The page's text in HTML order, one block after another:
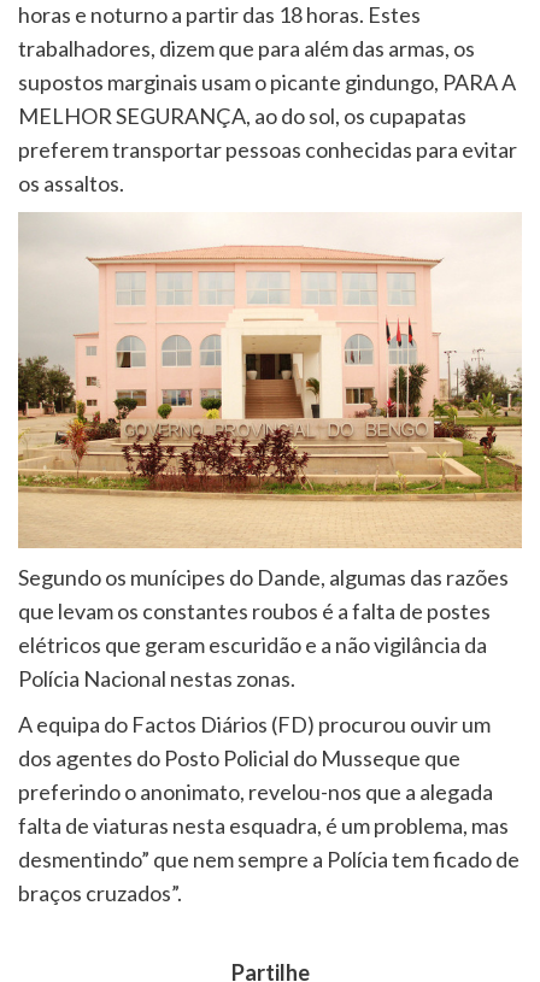
horas e noturno a partir das 18 horas. Estes
trabalhadores, dizem que para além das armas, os
supostos marginais usam o picante gindungo, PARA A
MELHOR SEGURANÇA, ao do sol, os cupapatas
preferem transportar pessoas conhecidas para evitar
os assaltos.
Segundo os munícipes do Dande, algumas das razões
que levam os constantes roubos é a falta de postes
elétricos que geram escuridão e a não vigilância da
Polícia Nacional nestas zonas.
A equipa do Factos Diários (FD) procurou ouvir um
dos agentes do Posto Policial do Musseque que
preferindo o anonimato, revelou-nos que a alegada
falta de viaturas nesta esquadra, é um problema, mas
desmentindo” que nem sempre a Polícia tem ficado de
braços cruzados”.
Partilhe